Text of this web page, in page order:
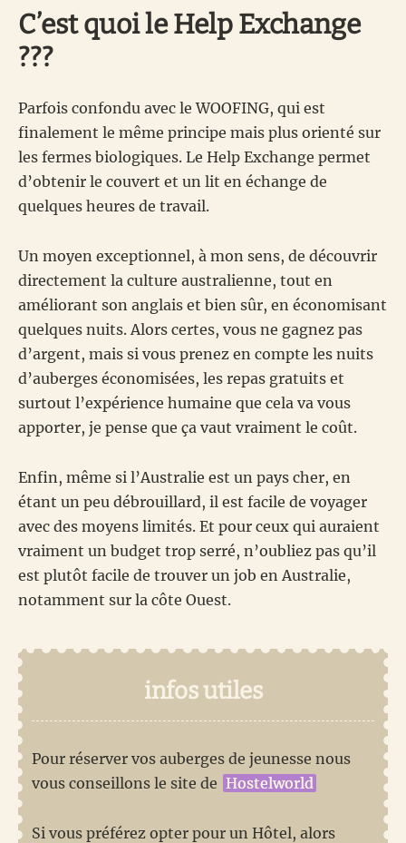
C’est quoi le Help Exchange
???
Parfois confondu avec le WOOFING, qui est
finalement le même principe mais plus orienté sur
les fermes biologiques. Le Help Exchange permet
d’obtenir le couvert et un lit en échange de
quelques heures de travail.
Un moyen exceptionnel, à mon sens, de découvrir
directement la culture australienne, tout en
améliorant son anglais et bien sûr, en économisant
quelques nuits. Alors certes, vous ne gagnez pas
d’argent, mais si vous prenez en compte les nuits
d’auberges économisées, les repas gratuits et
surtout l’expérience humaine que cela va vous
apporter, je pense que ça vaut vraiment le coût.
Enfin, même si l’Australie est un pays cher, en
étant un peu débrouillard, il est facile de voyager
avec des moyens limités. Et pour ceux qui auraient
vraiment un budget trop serré, n’oubliez pas qu’il
est plutôt facile de trouver un job en Australie,
notamment sur la côte Ouest.
infos utiles
Pour réserver vos auberges de jeunesse nous
vous conseillons le site de Hostelworld
Si vous préférez opter pour un Hôtel, alors